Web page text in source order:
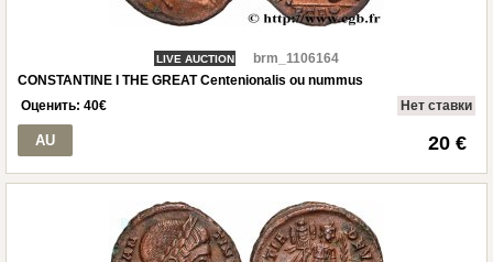
LIVE AUCTION
brm_1106164
CONSTANTINE I THE GREAT Centenionalis ou nummus
Оценить: 40€ Нет ставки
AU 20 €